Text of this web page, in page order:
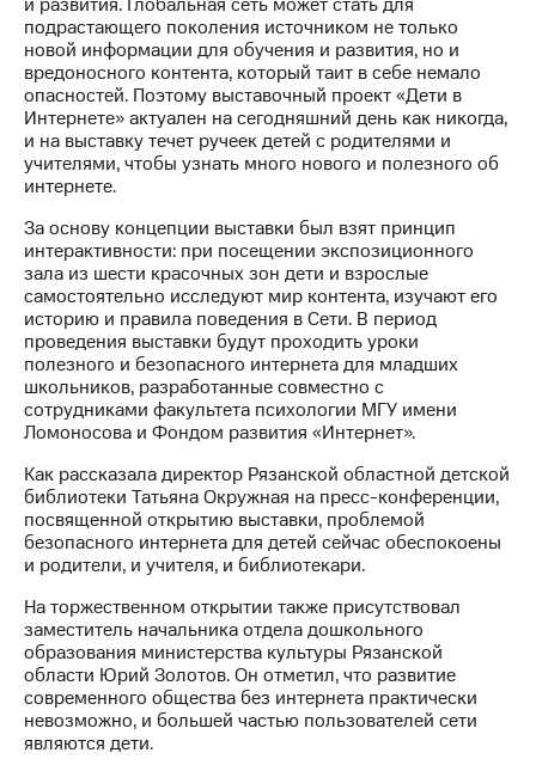
кабинет
акционера
Акционерный
капитал
Контроль
и
аудит
Рынок
акций
Описание
Программа
приобретения
Порядок
выкупа
акций
Дивиденды
Рынок
облигаций
Описание
Еврооблигации-2023
Уведомление
о
погашении
облигаций
Другое
Регистратор
Реквизиты
Контакты
развитие
подрастающего поколения источником не только
новой информации для обучения и развития, но и
вредоносного контента, который таит в себе немало
опасностей. Поэтому выставочный проект «Дети в
Интернете» актуален на сегодняшний день как никогда,
и на выставку течет ручеек детей с родителями и
учителями, чтобы узнать много нового и полезного об
интернете.
За основу концепции выставки был взят принцип
интерактивности: при посещении экспозиционного
зала из шести красочных зон дети и взрослые
самостоятельно исследуют мир контента, изучают его
историю и правила поведения в Сети. В период
проведения выставки будут проходить уроки
полезного и безопасного интернета для младших
школьников, разработанные совместно с
сотрудниками факультета психологии МГУ имени
Ломоносова и Фондом развития «Интернет».
Как рассказала директор Рязанской областной детской
библиотеки Татьяна Окружная на пресс-конференции,
посвященной открытию выставки, проблемой
безопасного интернета для детей сейчас обеспокоены
и родители, и учителя, и библиотекари.
На торжественном открытии также присутствовал
заместитель начальника отдела дошкольного
образования министерства культуры Рязанской
области Юрий Золотов. Он отметил, что развитие
современного общества без интернета практически
невозможно, и большей частью пользователей сети
являются дети.